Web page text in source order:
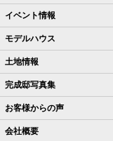
イベント情報
モデルハウス
土地情報
完成邸写真集
お客様からの声
会社概要